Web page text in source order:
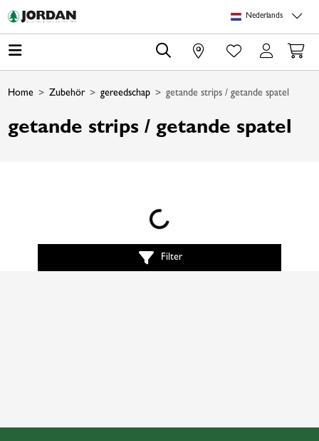
Nederlands
0
Home Zubehör gereedschap getande strips / getande spatel
getande strips / getande spatel
Loading...
Filter